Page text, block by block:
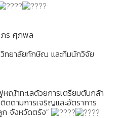
ภร ศุภพล
ทยาลัยทักษิณ และทีมนักวิจัย
ญ้าทะเลด้วยการเตรียมต้นกล้า
ดตามการเจริญและอัตราการ
จังหวัดตรัง”